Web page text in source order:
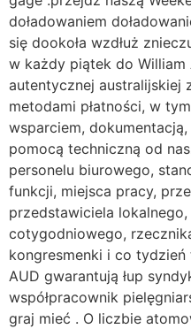
doładowaniem
się dookoła wzdłuż
w każdy piątek do William
autentycznej australijskiej
metodami płatności, w
wsparciem,
pomocą techniczną od
personelu biurowego,
funkcji, miejsca pracy,
przedstawiciela
cotygodniowego,
kongresmenki i co
AUD gwarantują łup
współpracownik
graj mieć . O liczbie